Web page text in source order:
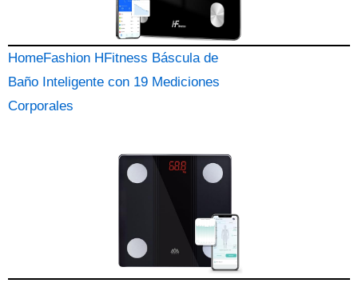
HomeFashion HFitness Báscula de
Baño Inteligente con 19 Mediciones
Corporales